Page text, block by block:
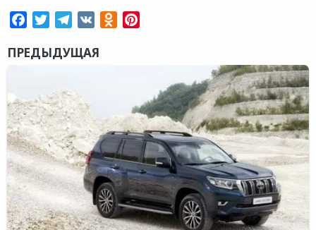
FacebookTwitterTelegram
VK Odnoklassniki
ПРЕДЫДУЩАЯ